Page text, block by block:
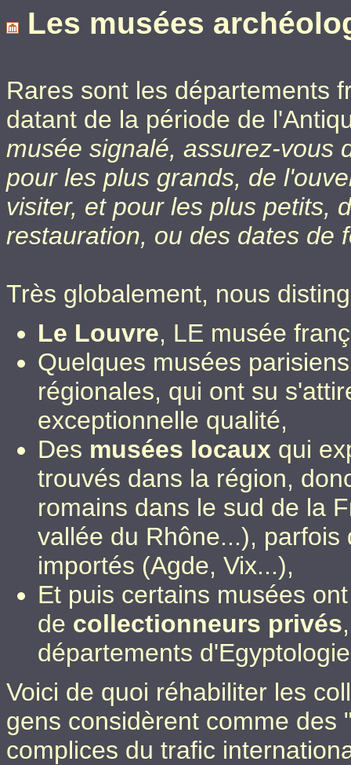
Les musées
Rares sont les départements
datant de la période de
musée signalé, assurez-vous
pour les plus grands, de
visiter, et pour les plus petits,
restauration, ou des dates de
Très globalement, nous
Le Louvre, LE musée
Quelques musées
régionales, qui ont su
exceptionnelle qualité,
Des musées locaux qui
trouvés dans la région,
romains dans le sud de la
vallée du Rhône...),
importés (Agde, Vix...),
Et puis certains musées
de collectionneurs privés
départements
Voici de quoi réhabiliter les
gens considèrent comme des
complices du trafic